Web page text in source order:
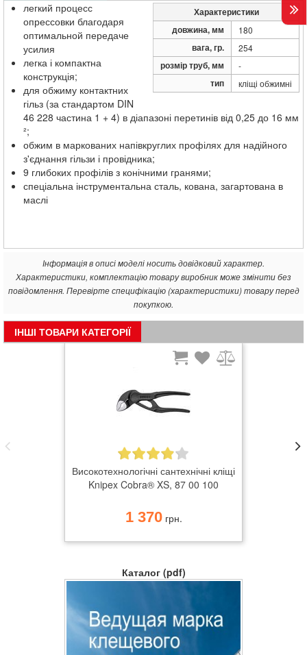
Характеристики
довжина, мм
180
вага, гр. 254
розмір труб, мм -
тип кліщі обжимні
легкий процесс
опрессовки благодаря
оптимальной передаче
усилия
легка і компактна
конструкція;
для обжиму контактних
гільз (за стандартом DIN
46 228 частина 1 + 4) в діапазоні перетинів від 0,25 до 16 мм
²;
обжим в маркованих напівкруглих профілях для надійного
з'єднання гільзи і провідника;
9 глибоких профілів з конічними гранями;
спеціальна інструментальна сталь, кована, загартована в
маслі
Інформація в описі моделі носить довідковий характер.
Характеристики, комплектацію товару виробник може змінити без
повідомлення. Перевірте специфікацію (характеристики) товару перед
покупкою.
ІНШІ ТОВАРИ КАТЕГОРІЇ
Високотехнологічні сантехнічні кліщі
Knipex Cobra® XS, 87 00 100
1 370грн.
Каталог (pdf)